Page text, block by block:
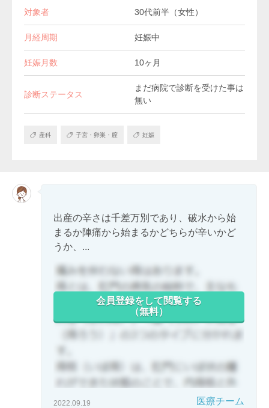
対象者 30代前半（女性）
月経周期 妊娠中
妊娠月数 10ヶ月
診断ステータス
まだ病院で診断を受けた事は
無い
産科 子宮・卵巣・膣 妊娠
出産の辛さは千差万別であり、破水から始
まるか陣痛から始まるかどちらが辛いかど
うか、...
会員登録をして閲覧する
（無料）
2022.09.19 医療チーム